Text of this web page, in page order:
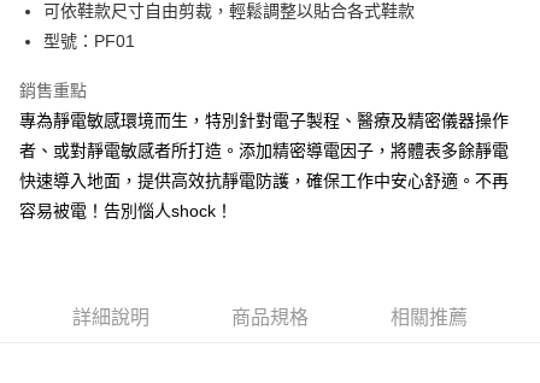
每筆NT$100，滿NT$888(含以上)免運費
7-11取貨付款
每筆NT$100，滿NT$888(含以上)免運費
可依鞋款尺寸自由剪裁，輕鬆調整以貼合各式鞋款
型號：PF01
銷售重點
專為靜電敏感環境而生，特別針對電子製程、醫療及精密儀器操作
者、或對靜電敏感者所打造。添加精密導電因子，將體表多餘靜電
快速導入地面，提供高效抗靜電防護，確保工作中安心舒適。不再
容易被電！告別惱人shock！
詳細說明 商品規格 相關推薦